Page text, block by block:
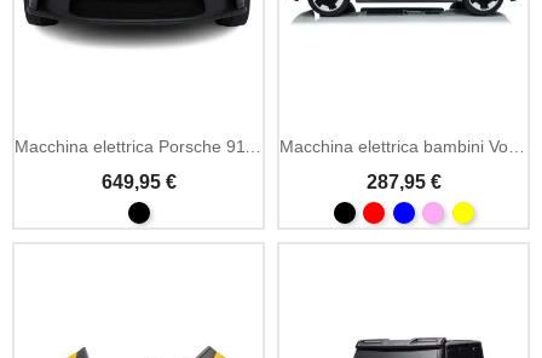
Macchina elettrica Porsche 911 GT3 24V MP3 LED
649,95 €
Macchina elettrica bambini Volkswagen ID Buzz 12V MP3
287,95 €